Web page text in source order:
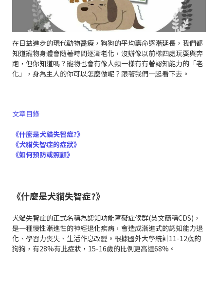
在日益進步的現代動物醫療，狗狗的平均壽命逐漸延長，我們都
知道寵物身體會隨著時間逐漸老化，沒辦像以前樣四處玩耍與奔
跑，但你知道嗎？寵物也會有像人類一樣有有著認知能力的「老
化」，身為主人的你可以怎麼做呢？跟著我們一起看下去。
文章目錄
《什麼是犬貓失智症?》
《犬貓失智症的症狀》
《如何預防或照顧》
《什麼是犬貓失智症?》
犬貓失智症的正式名稱為認知功能障礙症候群(英文簡稱CDS)，
是一種慢性漸進性的神經退化疾病，會造成漸進式的認知能力退
化、學習力喪失、生活作息改變。根據國外大學統計11-12歲的
狗狗，有28%有此症狀，15-16歲的比例更高達68%。